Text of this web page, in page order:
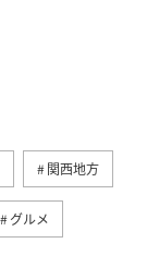
関西地方
グルメ